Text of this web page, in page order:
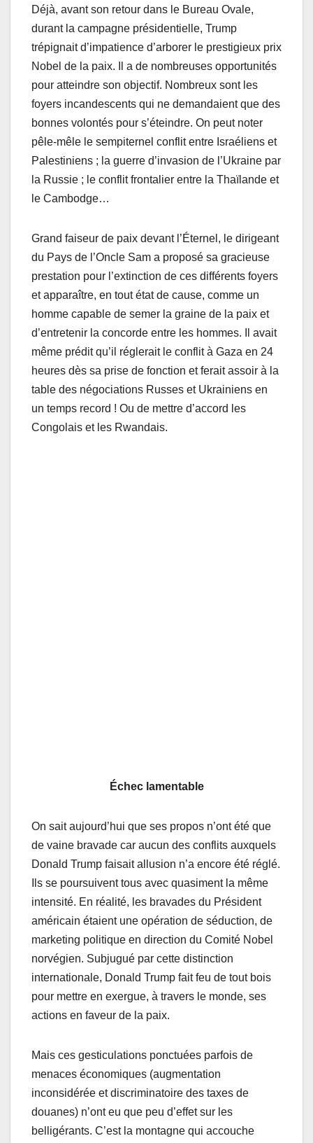
Déjà, avant son retour dans le Bureau Ovale,
durant la campagne présidentielle, Trump
trépignait d’impatience d’arborer le prestigieux prix
Nobel de la paix. Il a de nombreuses opportunités
pour atteindre son objectif. Nombreux sont les
foyers incandescents qui ne demandaient que des
bonnes volontés pour s’éteindre. On peut noter
pêle-mêle le sempiternel conflit entre Israéliens et
Palestiniens ; la guerre d’invasion de l’Ukraine par
la Russie ; le conflit frontalier entre la Thaïlande et
le Cambodge…
Grand faiseur de paix devant l’Éternel, le dirigeant
du Pays de l’Oncle Sam a proposé sa gracieuse
prestation pour l’extinction de ces différents foyers
et apparaître, en tout état de cause, comme un
homme capable de semer la graine de la paix et
d’entretenir la concorde entre les hommes. Il avait
même prédit qu’il réglerait le conflit à Gaza en 24
heures dès sa prise de fonction et ferait assoir à la
table des négociations Russes et Ukrainiens en
un temps record ! Ou de mettre d’accord les
Congolais et les Rwandais.
Échec lamentable
On sait aujourd’hui que ses propos n’ont été que
de vaine bravade car aucun des conflits auxquels
Donald Trump faisait allusion n’a encore été réglé.
Ils se poursuivent tous avec quasiment la même
intensité. En réalité, les bravades du Président
américain étaient une opération de séduction, de
marketing politique en direction du Comité Nobel
norvégien. Subjugué par cette distinction
internationale, Donald Trump fait feu de tout bois
pour mettre en exergue, à travers le monde, ses
actions en faveur de la paix.
Mais ces gesticulations ponctuées parfois de
menaces économiques (augmentation
inconsidérée et discriminatoire des taxes de
douanes) n’ont eu que peu d’effet sur les
belligérants. C’est la montagne qui accouche